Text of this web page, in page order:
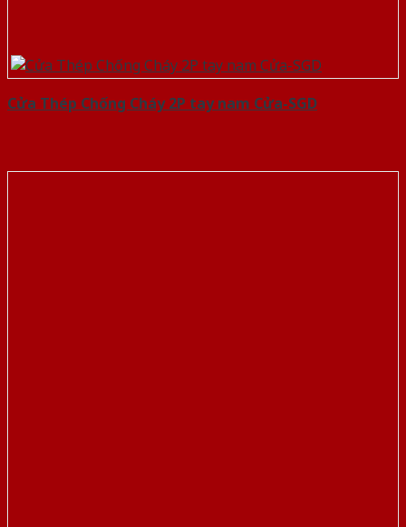
Cửa Thép Chống Cháy 2P tay nam Cửa-SGD